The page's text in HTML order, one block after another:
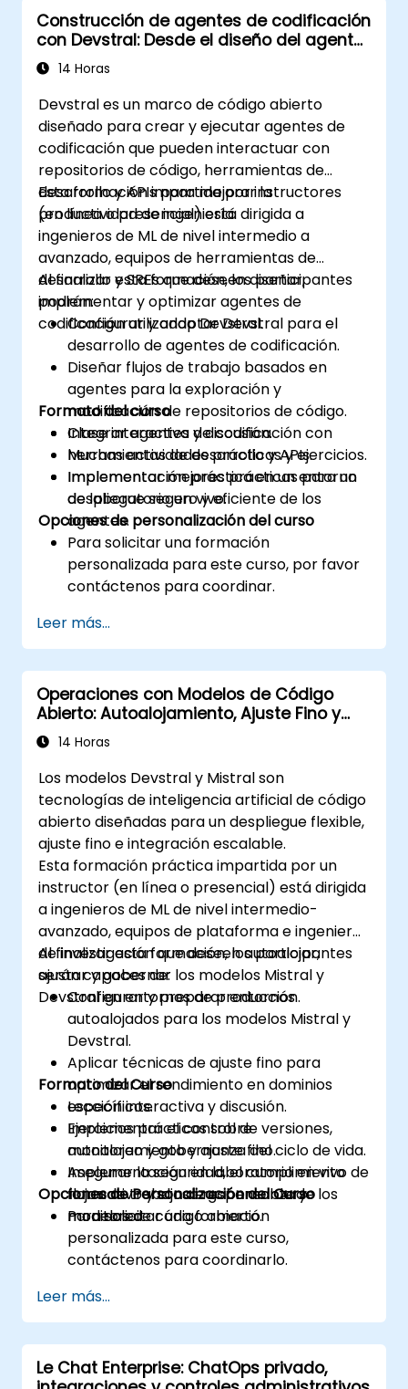
Construcción de agentes de codificación
con Devstral: Desde el diseño del agente
hasta la creación de herramientas
14 Horas
Devstral es un marco de código abierto
diseñado para crear y ejecutar agentes de
codificación que pueden interactuar con
repositorios de código, herramientas de
desarrollo y APIs para mejorar la
productividad de ingeniería.
Esta formación impartida por instructores
(en línea o presencial) está dirigida a
ingenieros de ML de nivel intermedio a
avanzado, equipos de herramientas de
desarrollo y SREs que deseen diseñar,
implementar y optimizar agentes de
codificación utilizando Devstral.
Al finalizar esta formación, los participantes
podrán:
Configurar y adaptar Devstral para el
desarrollo de agentes de codificación.
Diseñar flujos de trabajo basados en
agentes para la exploración y
modificación de repositorios de código.
Integrar agentes de codificación con
herramientas de desarrollo y APIs.
Implementar mejores prácticas para un
despliegue seguro y eficiente de los
agentes.
Formato del curso
Clase interactiva y discusión.
Muchas actividades prácticas y ejercicios.
Implementación práctica en un entorno
de laboratorio en vivo.
Opciones de personalización del curso
Para solicitar una formación
personalizada para este curso, por favor
contáctenos para coordinar.
Leer más...
Operaciones con Modelos de Código
Abierto: Autoalojamiento, Ajuste Fino y
Gobernanza con Modelos Devstral y
Mistral
14 Horas
Los modelos Devstral y Mistral son
tecnologías de inteligencia artificial de código
abierto diseñadas para un despliegue flexible,
ajuste fino e integración escalable.
Esta formación práctica impartida por un
instructor (en línea o presencial) está dirigida
a ingenieros de ML de nivel intermedio-
avanzado, equipos de plataforma e ingenieros
de investigación que deseen autoalojar,
ajustar y gobernar los modelos Mistral y
Devstral en entornos de producción.
Al finalizar esta formación, los participantes
serán capaces de:
Configurar y preparar entornos
autoalojados para los modelos Mistral y
Devstral.
Aplicar técnicas de ajuste fino para
optimizar el rendimiento en dominios
específicos.
Implementar el control de versiones,
monitoreo y gobernanza del ciclo de vida.
Asegurar la seguridad, el cumplimiento
normativo y el uso responsable de los
modelos de código abierto.
Formato del Curso
Lección interactiva y discusión.
Ejercicios prácticos sobre
autoalojamiento y ajuste fino.
Implementación en laboratorio en vivo de
flujos de trabajo de gobernanza y
monitoreo.
Opciones de Personalización del Curso
Para solicitar una formación
personalizada para este curso,
contáctenos para coordinarlo.
Leer más...
Le Chat Enterprise: ChatOps privado,